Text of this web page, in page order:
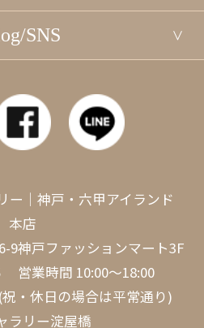
SNS
ー｜神戸・六甲アイランド
本店
9神戸ファッションマート3F
営業時間 10:00～18:00
・休日の場合は平常通り)
ラリー淀屋橋